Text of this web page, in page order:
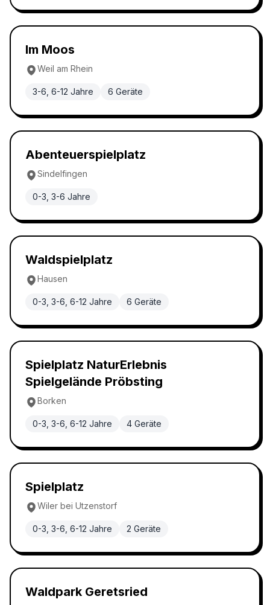
Waldspielplatz
Im Moos
Weil am Rhein
3-6, 6-12 Jahre 6 Geräte
Abenteuerspielplatz
Abenteuerspielplatz
Sindelfingen
0-3, 3-6 Jahre
Waldspielplatz
Waldspielplatz
Hausen
0-3, 3-6, 6-12 Jahre 6 Geräte
Naturspielplatz
Spielplatz NaturErlebnis
Spielgelände Pröbsting
Borken
0-3, 3-6, 6-12 Jahre 4 Geräte
Waldspielplatz
Spielplatz
Wiler bei Utzenstorf
0-3, 3-6, 6-12 Jahre 2 Geräte
Waldspielplatz
Waldpark Geretsried